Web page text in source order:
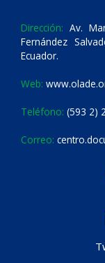
Dirección: Av.
Fernández
Ecuador.
Web:
Teléfono: (593 2)
Correo: